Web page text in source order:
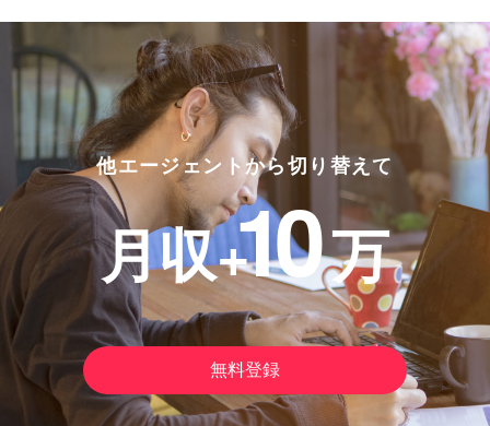
他エージェントから切り替えて
月収+10 万
無料登録